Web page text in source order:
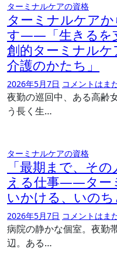
ターミナルケアの資格
ターミナルケア
す――「生きるを
創的ターミナル
介護のかたち」
2026年5月7日 コメントはま
夜勤の巡回中、ある高齢女性がぽつりとつぶやいた。「も
う長く生…
ターミナルケアの資格
「最期まで、そ
える仕事――ター
いかける、いの
2026年5月7日 コメントはま
病院の静かな個室。夜勤帯の薄暗い廊下。高齢者施設の窓
辺。ある…